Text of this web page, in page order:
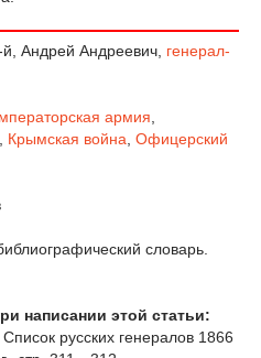
Андрей Андреевич, генерал-
армия,
, Крымская война, Офицерский
словарь.
написании этой статьи:
русских генералов 1866